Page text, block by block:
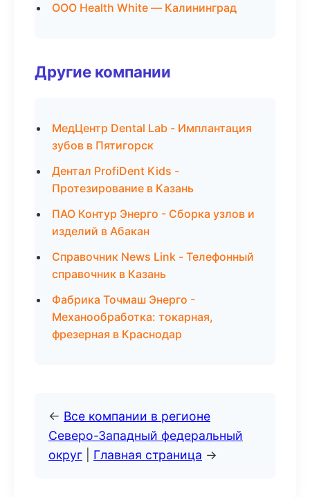
ООО Health White — Калининград
Другие компании
МедЦентр Dental Lab - Имплантация
зубов в Пятигорск
Дентал ProfiDent Kids -
Протезирование в Казань
ПАО Контур Энерго - Сборка узлов и
изделий в Абакан
Справочник News Link - Телефонный
справочник в Казань
Фабрика Точмаш Энерго -
Механообработка: токарная,
фрезерная в Краснодар
← Все компании в регионе
Северо-Западный федеральный
округ
Главная страница →